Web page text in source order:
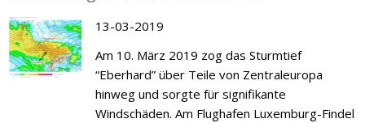
13-03-2019
Am 10. März 2019 zog das Sturmtief
“Eberhard” über Teile von Zentraleuropa
hinweg und sorgte für signifikante
Windschäden. Am Flughafen Luxemburg-Findel